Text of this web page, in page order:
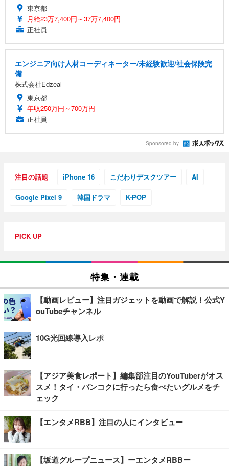
東京都
月給23万7,400円～37万7,400円
正社員
エンジニア向け人材コーディネーター/未経験歓迎/社会保険完
備
株式会社Edzeal
東京都
年収250万円～700万円
正社員
Sponsored by
注目の話題 iPhone 16 こだわりデスクツアー AI
Google Pixel 9 韓国ドラマ K-POP
PICK UP
特集・連載
【動画レビュー】注目ガジェットを動画で解説！公式Y
ouTubeチャンネル
10G光回線導入レポ
【アジア美食レポート】編集部注目のYouTuberがオス
スメ！タイ・バンコクに行ったら食べたいグルメをチ
ェック
【エンタメRBB】注目の人にインタビュー
【坂道グループニュース】ーエンタメRBBー